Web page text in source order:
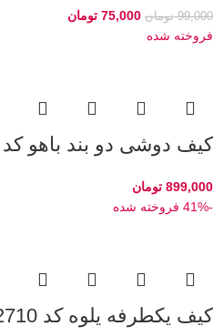
99,000 تومان 75,000 تومان
فروخته شده
کیف دوشی دو بند باهو کد 3644
899,000 تومان
-41%
فروخته شده
کیف یکطرفه یلوه کد 2710